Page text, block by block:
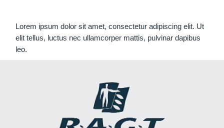
Lorem ipsum dolor sit amet, consectetur adipiscing elit. Ut
elit tellus, luctus nec ullamcorper mattis, pulvinar dapibus
leo.